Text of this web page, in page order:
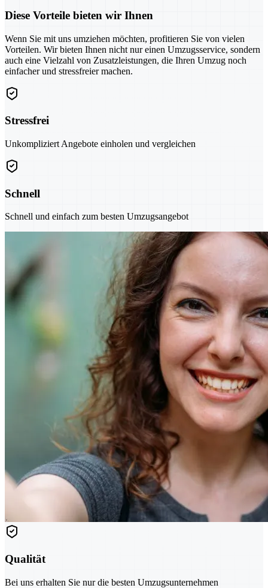
Diese Vorteile bieten wir Ihnen
Wenn Sie mit uns umziehen möchten, profitieren Sie von vielen
Vorteilen. Wir bieten Ihnen nicht nur einen Umzugsservice, sondern
auch eine Vielzahl von Zusatzleistungen, die Ihren Umzug noch
einfacher und stressfreier machen.
Stressfrei
Unkompliziert Angebote einholen und vergleichen
Schnell
Schnell und einfach zum besten Umzugsangebot
Qualität
Bei uns erhalten Sie nur die besten Umzugsunternehmen